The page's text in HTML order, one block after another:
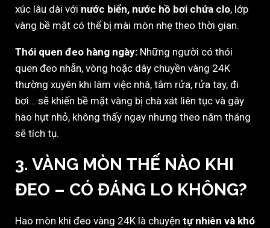
xúc lâu dài với nước biển, nước hồ bơi chứa clo, lớp
vàng bề mặt có thể bị mài mòn nhẹ theo thời gian.
Thói quen đeo hàng ngày: Những người có thói
quen đeo nhẫn, vòng hoặc dây chuyền vàng 24K
thường xuyên khi làm việc nhà, tắm rửa, rửa tay, đi
bơi… sẽ khiến bề mặt vàng bị chà xát liên tục và gây
hao hụt nhỏ, không thấy ngay nhưng theo năm tháng
sẽ tích tụ.
3. VÀNG MÒN THẾ NÀO KHI
ĐEO – CÓ ĐÁNG LO KHÔNG?
Hao mòn khi đeo vàng 24K là chuyện tự nhiên và khó